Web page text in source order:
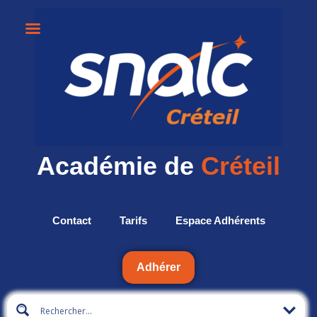
Académie de Créteil
Contact Tarifs Espace Adhérents
Adhérer